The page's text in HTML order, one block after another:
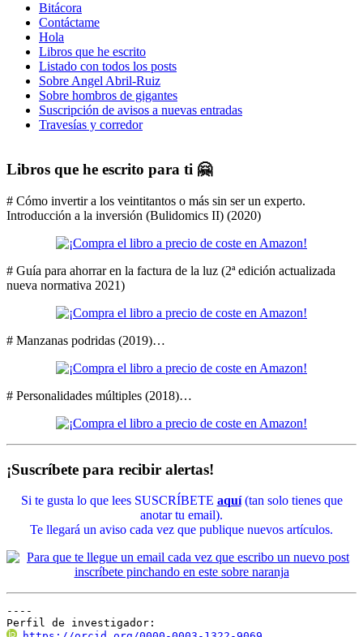
Bitácora
Contáctame
Hola
Libros que he escrito
Listado con todos los posts
Sobre Angel Abril-Ruiz
Sobre hombros de gigantes
Suscripción de avisos a nuevas entradas
Travesías y corredor
Libros que he escrito para ti 🤗
# Cómo invertir a los veintitantos o más sin ser un experto.
Introducción a la inversión (Bulidomics II) (2020)
# Guía para ahorrar en la factura de la luz (2ª edición actualizada
nueva normativa 2021)
# Manzanas podridas (2019)…
# Personalidades múltiples (2018)…
¡Suscríbete para recibir alertas!
Si te gusta lo que lees SUSCRÍBETE aquí(tan solo tienes que
anotar tu email).
Te llegará un aviso cada vez que publique nuevos artículos.
----
Perfil de investigador: